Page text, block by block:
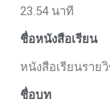
23.54 นาที
ชื่อหนังสือเรียน
หนังสือเรียนราย
ชื่อบท